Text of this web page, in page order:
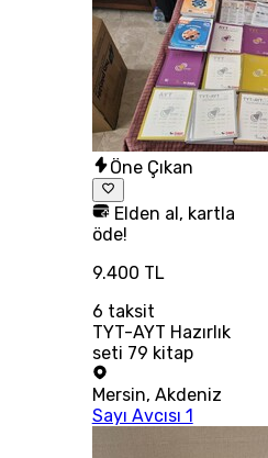
Öne Çıkan
Elden al, kartla
öde!
9.400 TL
6 taksit
TYT-AYT Hazırlık
seti 79 kitap
Mersin, Akdeniz
Sayı Avcısı 1